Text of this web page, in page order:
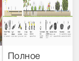
Полное